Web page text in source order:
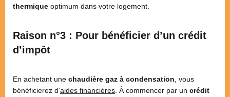
thermique optimum dans votre logement.
Raison n°3 : Pour bénéficier d’un crédit
d’impôt
En achetant une chaudière gaz à condensation, vous
bénéficierez d’aides financières. À commencer par un crédit